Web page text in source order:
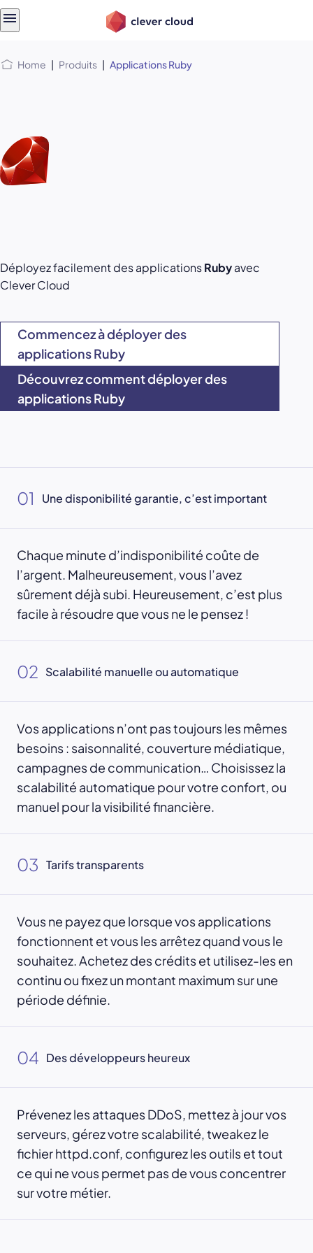
Home | Produits | Applications Ruby
Déployez facilement des applicationsRubyavec
Clever Cloud
Commencez à déployer des
applications Ruby
Découvrez comment déployer des
applications Ruby
01 Une disponibilité garantie, c’est important
Chaque minute d’indisponibilité coûte de
l’argent. Malheureusement, vous l’avez
sûrement déjà subi. Heureusement, c’est plus
facile à résoudre que vous ne le pensez !
02 Scalabilité manuelle ou automatique
Vos applications n’ont pas toujours les mêmes
besoins : saisonnalité, couverture médiatique,
campagnes de communication… Choisissez la
scalabilité automatique pour votre confort, ou
manuel pour la visibilité financière.
03 Tarifs transparents
Vous ne payez que lorsque vos applications
fonctionnent et vous les arrêtez quand vous le
souhaitez. Achetez des crédits et utilisez-les en
continu ou fixez un montant maximum sur une
période définie.
04 Des développeurs heureux
Prévenez les attaques DDoS, mettez à jour vos
serveurs, gérez votre scalabilité, tweakez le
fichier httpd.conf, configurez les outils et tout
ce qui ne vous permet pas de vous concentrer
sur votre métier.